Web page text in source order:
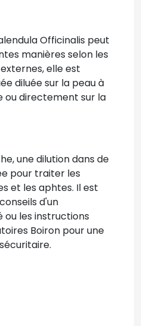
Officinalis peut
manières selon les
elle est
diluée sur la peau à
ou directement sur la
une dilution dans de
pour traiter les
et les aphtes. Il est
d'un
ou les instructions
Boiron pour une